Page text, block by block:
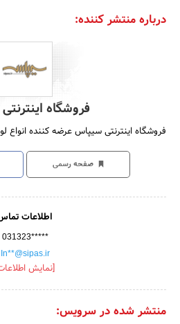
درباره منتشر کننده:
فروشگاه
فروشگاه اینترنتی سیپاس عرضه کننده انواع
صفحه رسمی
اطلاعات
031323*****
In**@sipas.ir
[نمایش
منتشر شده در سرویس: